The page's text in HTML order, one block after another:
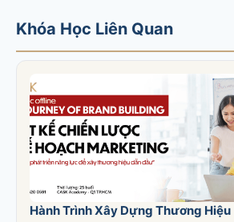
Khóa Học Liên Quan
Hành Trình Xây Dựng Thương Hiệu